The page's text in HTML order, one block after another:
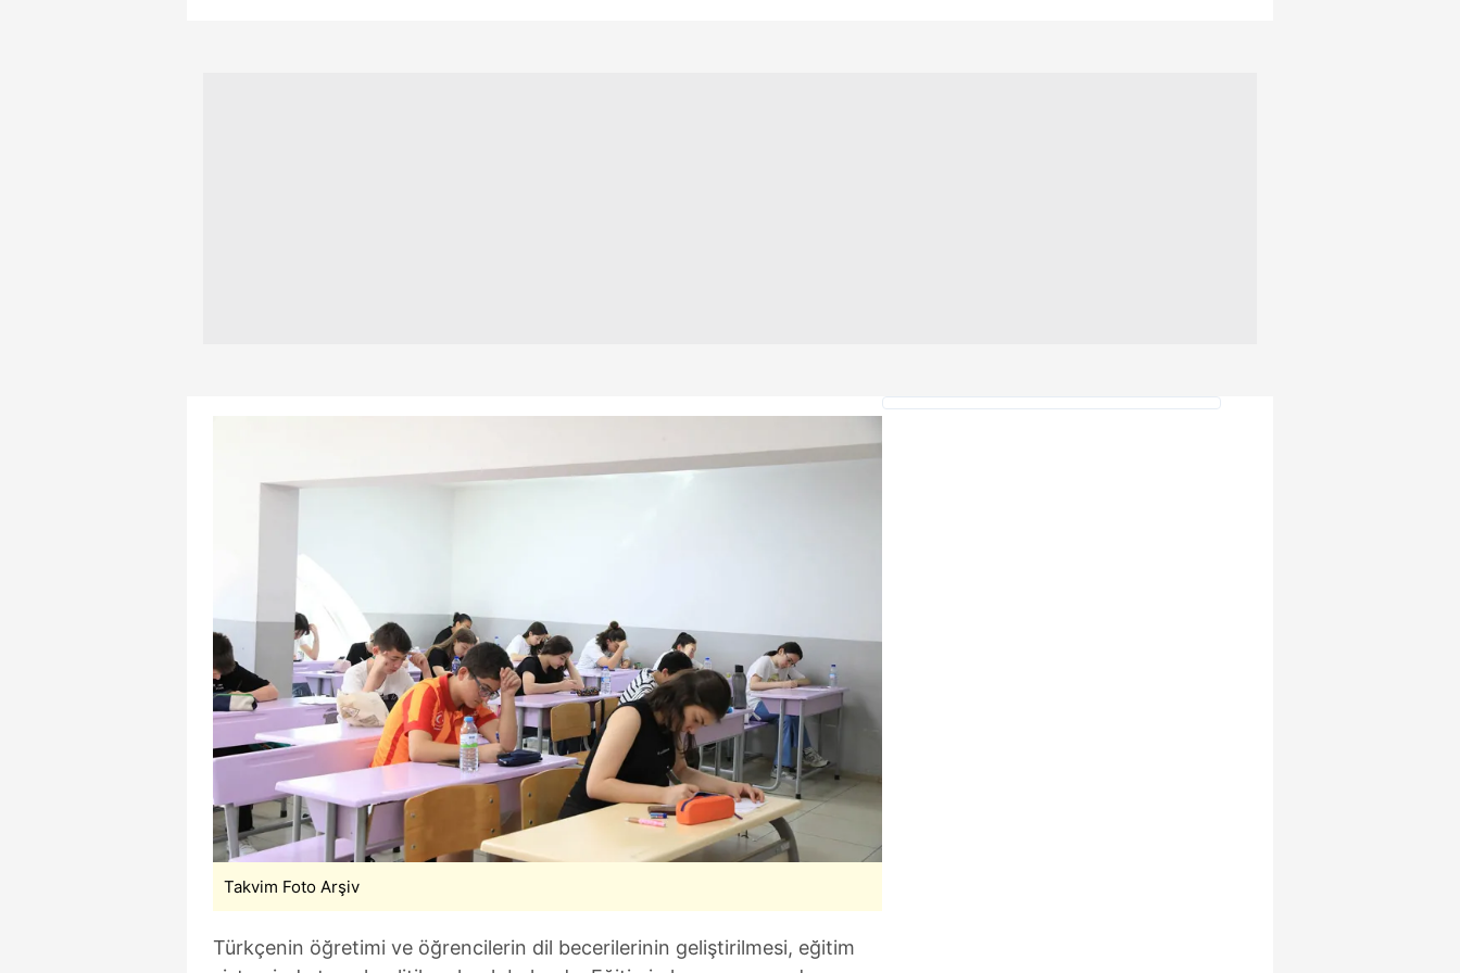
Takvim Foto Arşiv
Türkçenin öğretimi ve öğrencilerin dil becerilerinin geliştirilmesi, eğitim